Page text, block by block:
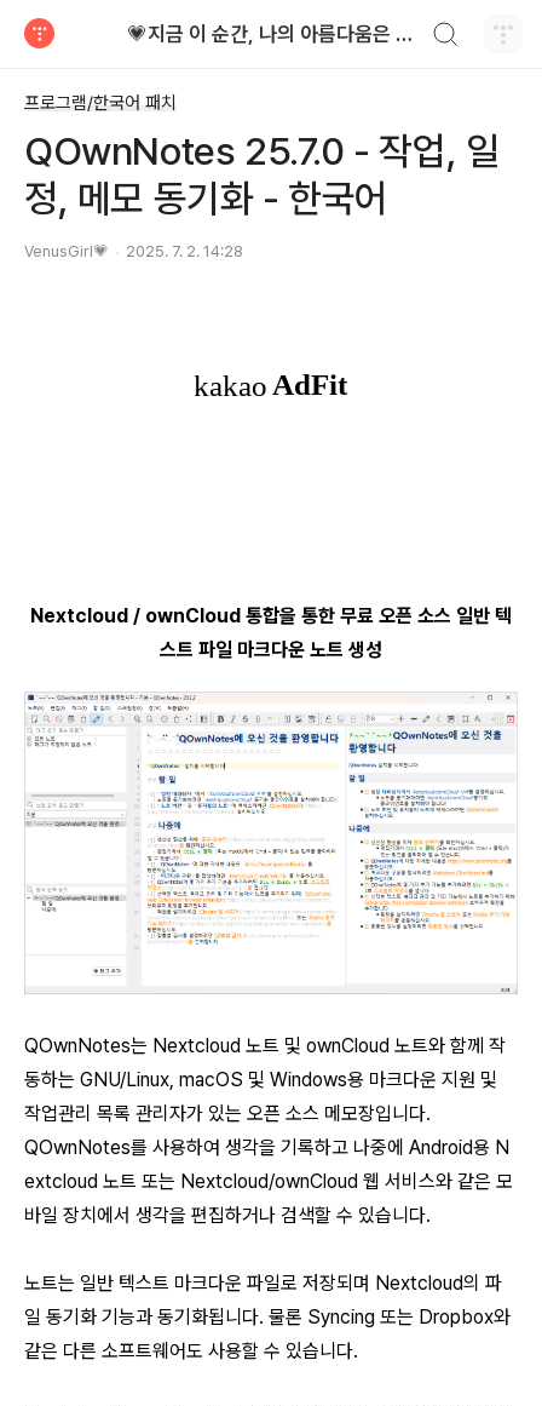
💗지금 이 순간, 나의 아름다움은 가장 빛난다!
프로그램/한국어 패치
QOwnNotes 25.7.0 - 작업, 일
정, 메모 동기화 - 한국어
VenusGirl💗 2025. 7. 2. 14:28
Nextcloud / ownCloud 통합을 통한 무료 오픈 소스 일반 텍
스트 파일 마크다운 노트 생성
QOwnNotes는 Nextcloud 노트 및 ownCloud 노트와 함께 작
동하는 GNU/Linux, macOS 및 Windows용 마크다운 지원 및
작업관리 목록 관리자가 있는 오픈 소스 메모장입니다.
QOwnNotes를 사용하여 생각을 기록하고 나중에 Android용 N
extcloud 노트 또는 Nextcloud/ownCloud 웹 서비스와 같은 모
바일 장치에서 생각을 편집하거나 검색할 수 있습니다.
노트는 일반 텍스트 마크다운 파일로 저장되며 Nextcloud의 파
일 동기화 기능과 동기화됩니다. 물론 Syncing 또는 Dropbox와
같은 다른 소프트웨어도 사용할 수 있습니다.